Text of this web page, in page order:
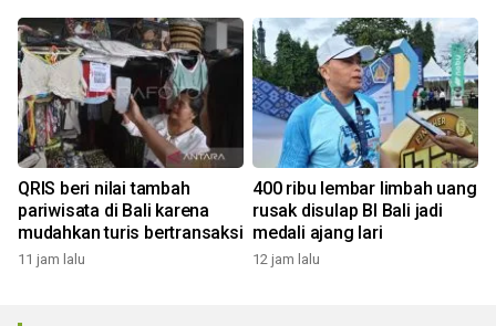
QRIS beri nilai tambah
pariwisata di Bali karena
mudahkan turis bertransaksi
11 jam lalu
400 ribu lembar limbah uang
rusak disulap BI Bali jadi
medali ajang lari
12 jam lalu